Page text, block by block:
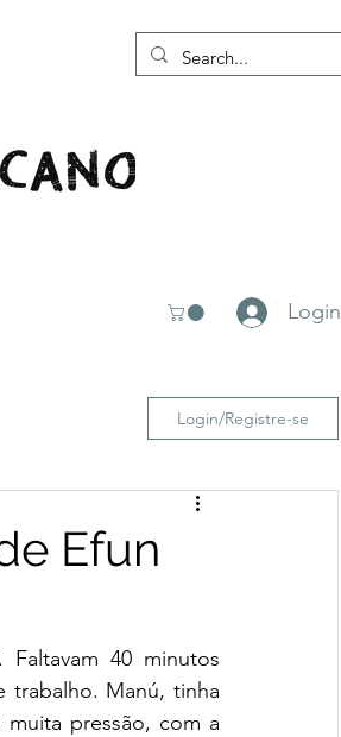
Login
Login/Registre-se
Efun
40 minutos
trabalho. Manú, tinha
pressão, com a